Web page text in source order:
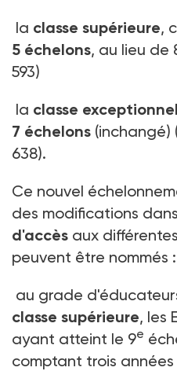
la classe supérieure,
5 échelons, au lieu de
593)
la classe
7 échelons (inchangé)
638).
Ce nouvel
des modifications
d'accès aux
peuvent être nommés :
au grade
classe supérieure, les
ayant atteint le 9e
comptant trois